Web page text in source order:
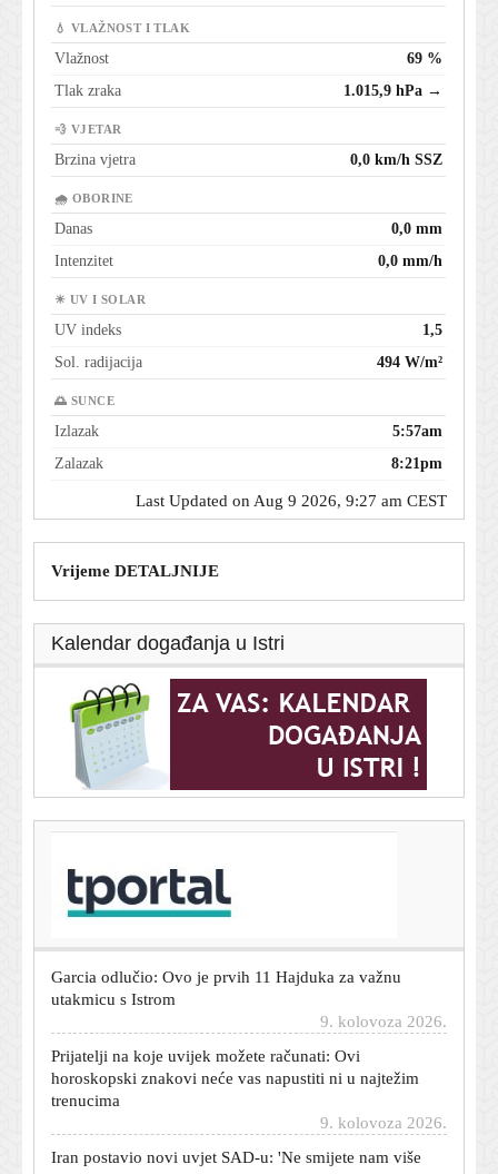
💧 VLAŽNOST I TLAK
Vlažnost
69 %
Tlak zraka
1.015,9 hPa →
💨 VJETAR
Brzina vjetra 0,0 km/h SSZ
🌧 OBORINE
Danas
0,0 mm
Intenzitet
0,0 mm/h
☀ UV I SOLAR
UV indeks
1,5
Sol. radijacija
494 W/m²
🌅 SUNCE
Izlazak
5:57am
Zalazak
8:21pm
Last Updated on Aug 9 2026, 9:27 am CEST
Vrijeme DETALJNIJE
Kalendar događanja u Istri
Tisuće fanova čekale vjenčanje Ronalda i Georgine, a
dočekali sasvim druge mladence
utakmicu s Istrom
Prijatelji na koje uvijek možete računati: Ovi
horoskopski znakovi neće vas napustiti ni u najtežim
trenucima
Iran postavio novi uvjet SAD-u: 'Ne smijete nam više
nikad zaprijetiti'